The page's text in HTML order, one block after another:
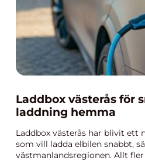
Laddbox västerås för
laddning hemma
Laddbox västerås har blivit ett
som vill ladda elbilen snabbt,
västmanlandsregionen. Allt fler